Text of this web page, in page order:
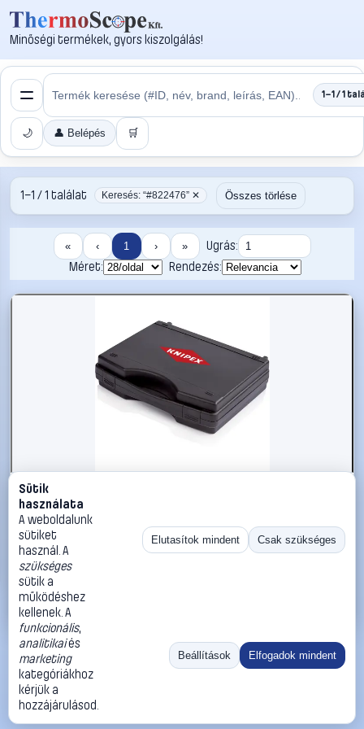
Minőségi termékek, gyors kiszolgálás!
1–1 / 1
🌙 👤 Belépés 🛒
1–1 / 1 találat Keresés: “#822476” ✕ Összes törlése
« ‹ 1 › »
Ugrás:
Méret:
Rendezés:
#822476
Szerszámbőrönd napelemes berendezésekhez, Knipex
97 91 01
Knipex Szerszámok, szerszámkészletek
118 990 Ft
Kosárba
«
Ugrás:
Méret:
Rendezés:
©2026
ThermoScope
ÁSZF
Cégbemutató
Sütik
használata
A weboldalunk
sütiket
használ. A
szükséges
sütik a
működéshez
kellenek. A
funkcionális,
analitikaiés
marketing
kategóriákhoz
kérjük a
hozzájárulásod.
Elutasítok mindent Csak szükséges
Beállítások Elfogadok mindent